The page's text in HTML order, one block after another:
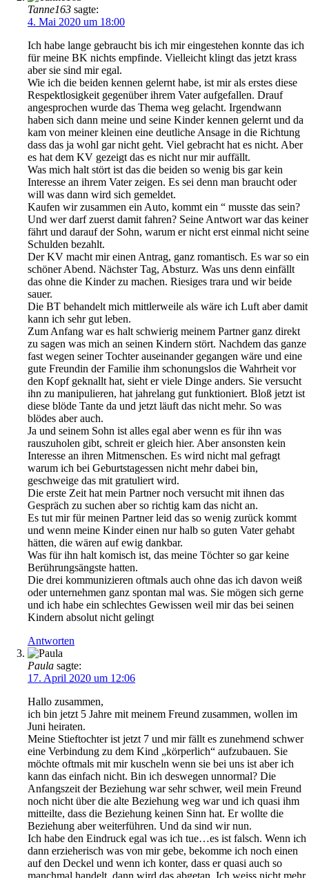
Tanne163 sagte:
4. Mai 2020 um 18:00
Ich habe lange gebraucht bis ich mir eingestehen konnte das ich
für meine BK nichts empfinde. Vielleicht klingt das jetzt krass
aber sie sind mir egal.
Wie ich die beiden kennen gelernt habe, ist mir als erstes diese
Respektlosigkeit gegenüber ihrem Vater aufgefallen. Drauf
angesprochen wurde das Thema weg gelacht. Irgendwann
haben sich dann meine und seine Kinder kennen gelernt und da
kam von meiner kleinen eine deutliche Ansage in die Richtung
dass das ja wohl gar nicht geht. Viel gebracht hat es nicht. Aber
es hat dem KV gezeigt das es nicht nur mir auffällt.
Was mich halt stört ist das die beiden so wenig bis gar kein
Interesse an ihrem Vater zeigen. Es sei denn man braucht oder
will was dann wird sich gemeldet.
Kaufen wir zusammen ein Auto, kommt ein “ musste das sein?
Und wer darf zuerst damit fahren? Seine Antwort war das keiner
fährt und darauf der Sohn, warum er nicht erst einmal nicht seine
Schulden bezahlt.
Der KV macht mir einen Antrag, ganz romantisch. Es war so ein
schöner Abend. Nächster Tag, Absturz. Was uns denn einfällt
das ohne die Kinder zu machen. Riesiges trara und wir beide
sauer.
Die BT behandelt mich mittlerweile als wäre ich Luft aber damit
kann ich sehr gut leben.
Zum Anfang war es halt schwierig meinem Partner ganz direkt
zu sagen was mich an seinen Kindern stört. Nachdem das ganze
fast wegen seiner Tochter auseinander gegangen wäre und eine
gute Freundin der Familie ihm schonungslos die Wahrheit vor
den Kopf geknallt hat, sieht er viele Dinge anders. Sie versucht
ihn zu manipulieren, hat jahrelang gut funktioniert. Bloß jetzt ist
diese blöde Tante da und jetzt läuft das nicht mehr. So was
blödes aber auch.
Ja und seinem Sohn ist alles egal aber wenn es für ihn was
rauszuholen gibt, schreit er gleich hier. Aber ansonsten kein
Interesse an ihren Mitmenschen. Es wird nicht mal gefragt
warum ich bei Geburtstagessen nicht mehr dabei bin,
geschweige das mit gratuliert wird.
Die erste Zeit hat mein Partner noch versucht mit ihnen das
Gespräch zu suchen aber so richtig kam das nicht an.
Es tut mir für meinen Partner leid das so wenig zurück kommt
und wenn meine Kinder einen nur halb so guten Vater gehabt
hätten, die wären auf ewig dankbar.
Was für ihn halt komisch ist, das meine Töchter so gar keine
Berührungsängste hatten.
Die drei kommunizieren oftmals auch ohne das ich davon weiß
oder unternehmen ganz spontan mal was. Sie mögen sich gerne
und ich habe ein schlechtes Gewissen weil mir das bei seinen
Kindern absolut nicht gelingt
Antworten
Paula sagte:
17. April 2020 um 12:06
Hallo zusammen,
ich bin jetzt 5 Jahre mit meinem Freund zusammen, wollen im
Juni heiraten.
Meine Stieftochter ist jetzt 7 und mir fällt es zunehmend schwer
eine Verbindung zu dem Kind „körperlich“ aufzubauen. Sie
möchte oftmals mit mir kuscheln wenn sie bei uns ist aber ich
kann das einfach nicht. Bin ich deswegen unnormal? Die
Anfangszeit der Beziehung war sehr schwer, weil mein Freund
noch nicht über die alte Beziehung weg war und ich quasi ihm
mitteilte, dass die Beziehung keinen Sinn hat. Er wollte die
Beziehung aber weiterführen. Und da sind wir nun.
Ich habe den Eindruck egal was ich tue…es ist falsch. Wenn ich
dann erzieherisch was von mir gebe, bekomme ich noch einen
auf den Deckel und wenn ich konter, dass er quasi auch so
manchmal handelt, dann wird das abgetan. Ich weiss nicht mehr